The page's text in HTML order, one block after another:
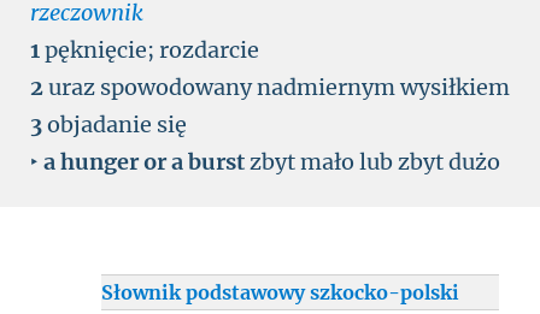
rzeczownik
1pęknięcie; rozdarcie
2uraz spowodowany nadmiernym wysiłkiem
3objadanie się
‣ a hunger or a burstzbyt mało lub zbyt dużo
Słownik podstawowy szkocko-polski